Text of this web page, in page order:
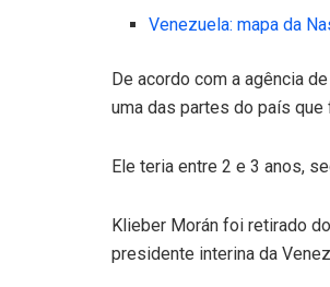
Venezuela: mapa da
De acordo com a agência
uma das partes do país
Ele teria entre 2 e 3 anos,
Klieber Morán foi retirado
presidente interina da